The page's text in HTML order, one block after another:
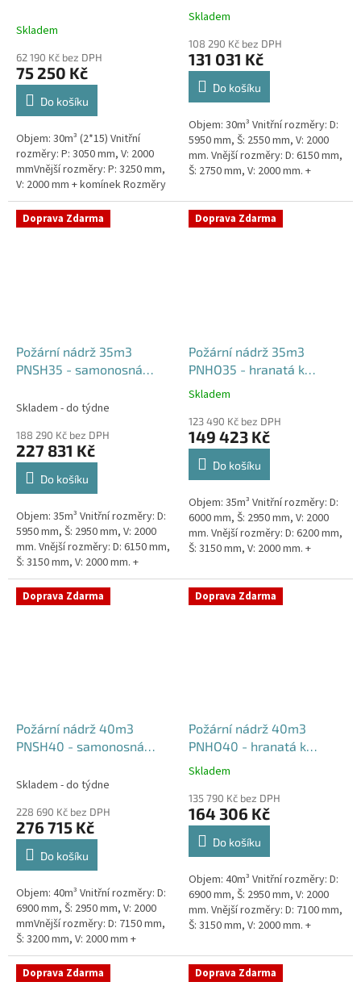
Skladem
62 190 Kč bez DPH
75 250 Kč
Do košíku
Objem: 30m³ (2*15) Vnitřní
rozměry: P: 3050 mm, V: 2000
mmVnější rozměry: P: 3250 mm,
V: 2000 mm + komínek Rozměry
nádrže možno jakkoliv upravit -
vyrobíme nádrž na...
obetonování
Průměrné
produktu
je
5,0
hvězdiček.
Skladem
108 290 Kč bez DPH
131 031 Kč
Do košíku
Objem: 30m³ Vnitřní rozměry: D:
5950 mm, Š: 2550 mm, V: 2000
mm. Vnější rozměry: D: 6150 mm,
Š: 2750 mm, V: 2000 mm. +
týdny od objednávky....
Doprava Zdarma
Požární nádrž 35m3
PNSH35 - samonosná
Skladem - do týdne
188 290 Kč bez DPH
227 831 Kč
Do košíku
Objem: 35m³ Vnitřní rozměry: D:
5950 mm, Š: 2950 mm, V: 2000
mm. Vnější rozměry: D: 6150 mm,
Š: 3150 mm, V: 2000 mm. +
komínek. Běžná doba dodání 2-3
týdny od objednávky....
Doprava Zdarma
Požární nádrž 35m3
PNHO35 - hranatá k
obetonování
Průměrné
produktu
je
5,0
hvězdiček.
Skladem
123 490 Kč bez DPH
149 423 Kč
Do košíku
Objem: 35m³ Vnitřní rozměry: D:
6000 mm, Š: 2950 mm, V: 2000
mm. Vnější rozměry: D: 6200 mm,
Š: 3150 mm, V: 2000 mm. +
týdny od objednávky....
Doprava Zdarma
Požární nádrž 40m3
PNSH40 - samonosná
Skladem - do týdne
228 690 Kč bez DPH
276 715 Kč
Do košíku
Objem: 40m³ Vnitřní rozměry: D:
6900 mm, Š: 2950 mm, V: 2000
mmVnější rozměry: D: 7150 mm,
Š: 3200 mm, V: 2000 mm +
komínek Běžná doba dodání 2-3
týdny od objednávky. Rozměry...
Doprava Zdarma
Požární nádrž 40m3
PNHO40 - hranatá k
obetonování
Průměrné
produktu
je
5,0
hvězdiček.
Skladem
135 790 Kč bez DPH
164 306 Kč
Do košíku
Objem: 40m³ Vnitřní rozměry: D:
6900 mm, Š: 2950 mm, V: 2000
mm. Vnější rozměry: D: 7100 mm,
Š: 3150 mm, V: 2000 mm. +
týdny od objednávky....
Doprava Zdarma Doprava Zdarma